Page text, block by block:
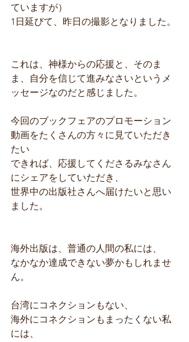
ていますが）
1日延びて、昨日の撮影となりました。
これは、神様からの応援と、そのま
ま、自分を信じて進みなさいというメ
ッセージなのだと感じました。
今回のブックフェアのプロモーション
動画をたくさんの方々に見ていただき
たい
できれば、応援してくださるみなさん
にシェアをしていただき、
世界中の出版社さんへ届けたいと思い
ました。
海外出版は、普通の人間の私には、
なかなか達成できない夢かもしれませ
ん。
台湾にコネクションもない、
海外にコネクションもまったくない私
には、